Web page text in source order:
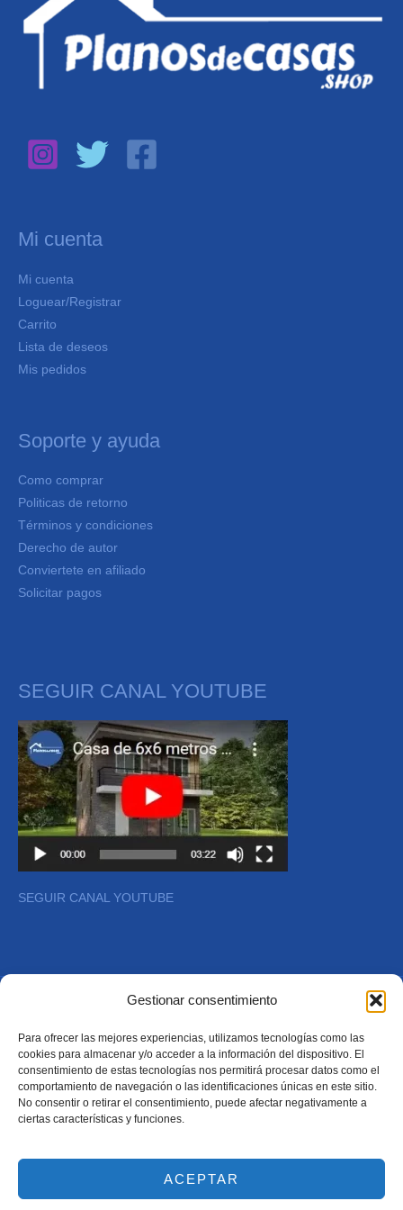
Gestionar consentimiento
Para ofrecer las mejores experiencias, utilizamos tecnologías como las
cookies para almacenar y/o acceder a la información del dispositivo. El
consentimiento de estas tecnologías nos permitirá procesar datos como el
comportamiento de navegación o las identificaciones únicas en este sitio.
No consentir o retirar el consentimiento, puede afectar negativamente a
ciertas características y funciones.
ACEPTAR
Mi cuenta
Mi cuenta
Loguear/Registrar
Carrito
Lista de deseos
Mis pedidos
Soporte y ayuda
Como comprar
Politicas de retorno
Términos y condiciones
Derecho de autor
Conviertete en afiliado
Solicitar pagos
SEGUIR CANAL YOUTUBE
SEGUIR CANAL YOUTUBE
Todos los derechos reservados